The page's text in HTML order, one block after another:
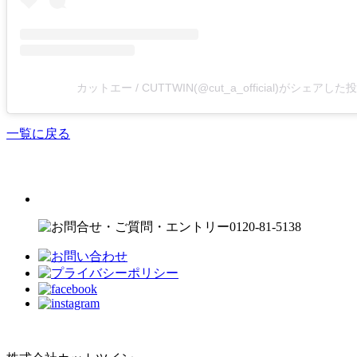
カットエー / CUTTWIN(@cut_a_official)がシェアした
一覧に戻る